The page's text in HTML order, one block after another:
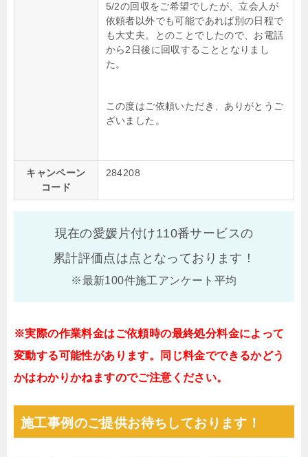
5/2の回収をご希望でしたが、立会人が
依頼者以外でも可能であれば別の日程で
も大丈夫。とのことでしたので、お電話
から2日後に回収することとなりまし
た。
この度はご依頼いただき、ありがとうご
ざいました。
キャンペーン
コード
284208
現在の愛媛片付け110番サービスの
累計評価点は点となっております！
※最新100件施工アンケート平均
※実際の作業料金はご依頼時の最終処分料金によって
変動する可能性があります。同じ料金でできるかどう
かはわかりかねますのでご注意ください。
施工事例のご提供お待ちしております！